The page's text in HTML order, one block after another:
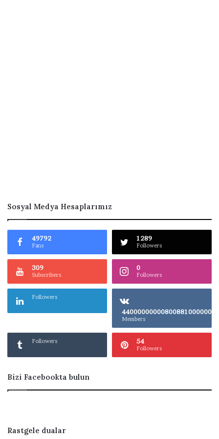
Sosyal Medya Hesaplarımız
49792
Fans
1289
Followers
309
Subscribers
0
Followers
Followers
Members
Followers 54
Followers
Bizi Facebookta bulun
Rastgele dualar